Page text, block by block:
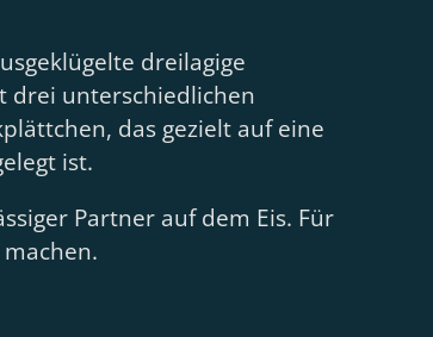
dreilagige
drei unterschiedlichen
das gezielt auf eine
ist.
Partner auf dem Eis. Für